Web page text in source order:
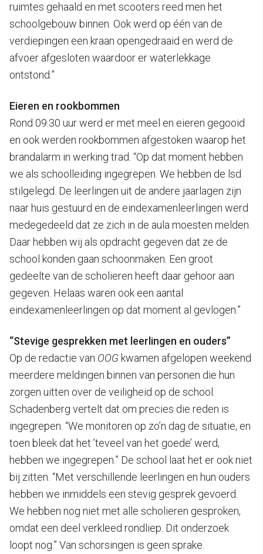
ruimtes gehaald en met scooters reed men het
schoolgebouw binnen. Ook werd op één van de
verdiepingen een kraan opengedraaid en werd de
afvoer afgesloten waardoor er waterlekkage
ontstond.”
Eieren en rookbommen
Rond 09.30 uur werd er met meel en eieren gegooid
en ook werden rookbommen afgestoken waarop het
brandalarm in werking trad. “Op dat moment hebben
we als schoolleiding ingegrepen. We hebben de lsd
stilgelegd. De leerlingen uit de andere jaarlagen zijn
naar huis gestuurd en de eindexamenleerlingen werd
medegedeeld dat ze zich in de aula moesten melden.
Daar hebben wij als opdracht gegeven dat ze de
school konden gaan schoonmaken. Een groot
gedeelte van de scholieren heeft daar gehoor aan
gegeven. Helaas waren ook een aantal
eindexamenleerlingen op dat moment al gevlogen.”
“Stevige gesprekken met leerlingen en ouders”
Op de redactie van OOG kwamen afgelopen weekend
meerdere meldingen binnen van personen die hun
zorgen uitten over de veiligheid op de school.
Schadenberg vertelt dat om precies die reden is
ingegrepen. “We monitoren op zo’n dag de situatie, en
toen bleek dat het ’teveel van het goede’ werd,
hebben we ingegrepen.” De school laat het er ook niet
bij zitten. “Met verschillende leerlingen en hun ouders
hebben we inmiddels een stevig gesprek gevoerd.
We hebben nog niet met alle scholieren gesproken,
omdat een deel verkleed rondliep. Dit onderzoek
loopt nog.” Van schorsingen is geen sprake.